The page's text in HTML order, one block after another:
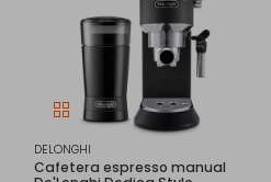
DELONGHI
Cafetera espresso manual